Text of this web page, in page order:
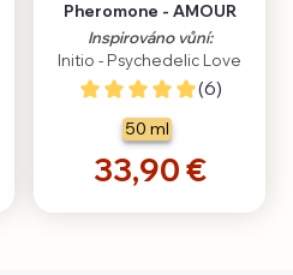
Pheromone - AMOUR
Inspirováno vůní:
Initio - Psychedelic Love
(6)
50 ml
33,90 €